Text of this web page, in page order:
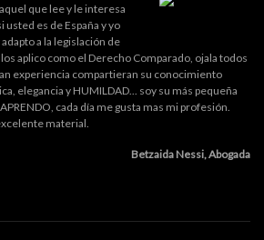
que lee y le interesa
usted es de España y yo
a la legislación de
aplico como el Derecho Comparado, ojala todos
experiencia compartieran su conocimiento
elegancia y HUMILDAD... soy su más pequeña
cada día me gusta mas mi profesión.
material.
Betzaida Nessi, Abogada